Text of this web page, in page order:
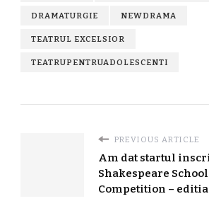
DRAMATURGIE NEWDRAMA
TEATRUL EXCELSIOR
TEATRUPENTRUADOLESCENTI
PREVIOUS ARTICLE
Am dat startul
Shakespeare School
Competition – editia